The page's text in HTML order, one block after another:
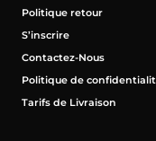
Politique retour
S’inscrire
Contactez-Nous
Politique de
Tarifs de Livraison